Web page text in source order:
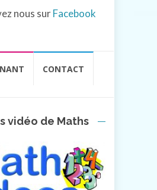
nous surFacebook
CONTACT
vidéo de Maths